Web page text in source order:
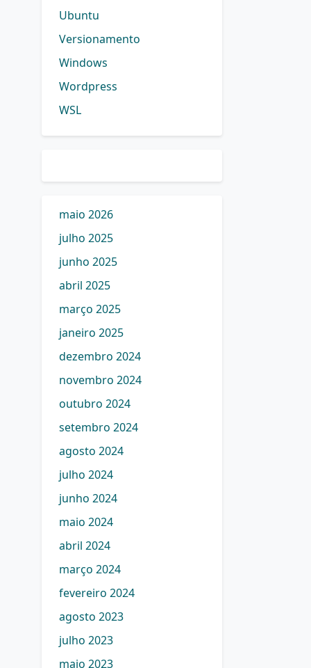
Ubuntu
Versionamento
Windows
Wordpress
WSL
maio 2026
julho 2025
junho 2025
abril 2025
março 2025
janeiro 2025
dezembro 2024
novembro 2024
outubro 2024
setembro 2024
agosto 2024
julho 2024
junho 2024
maio 2024
abril 2024
março 2024
fevereiro 2024
agosto 2023
julho 2023
maio 2023